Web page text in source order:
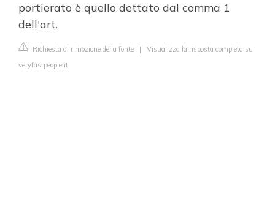
portierato è quello dettato dal comma 1
dell'art.
Richiesta di rimozione della fonte | Visualizza la risposta completa su
veryfastpeople.it